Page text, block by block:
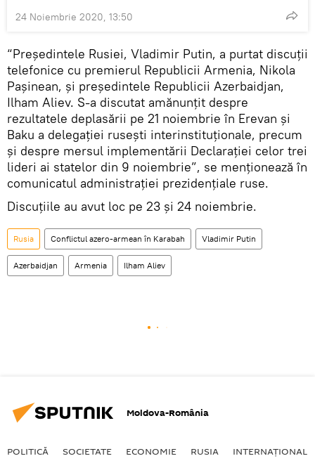
24 Noiembrie 2020, 13:50
“Președintele Rusiei, Vladimir Putin, a purtat discuții
telefonice cu premierul Republicii Armenia, Nikola
Pașinean, și președintele Republicii Azerbaidjan,
Ilham Aliev. S-a discutat amănunțit despre
rezultatele deplasării pe 21 noiembrie în Erevan și
Baku a delegației rusești interinstituționale, precum
și despre mersul implementării Declarației celor trei
lideri ai statelor din 9 noiembrie”, se menționează în
comunicatul administrației prezidențiale ruse.
Discuțiile au avut loc pe 23 și 24 noiembrie.
Rusia Conflictul azero-armean în Karabah Vladimir Putin
Azerbaidjan Armenia Ilham Aliev
Moldova-România
POLITICĂ SOCIETATE ECONOMIE RUSIA INTERNAŢIONAL